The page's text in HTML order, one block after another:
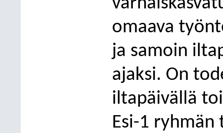
omaava
ja samoin
ajaksi. On
iltapäivällä
Esi-1